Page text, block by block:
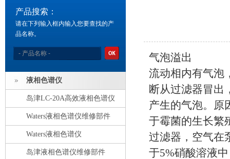
产品搜索：
请在下列输入框内输入您要查找的产
品名称。
液相色谱仪
岛津LC-20A高效液相色谱仪
Waters液相色谱仪维修部件
Waters液相色谱仪
岛津液相色谱仪维修部件
气泡溢出
流动相内有气泡
断从过滤器冒出
产生的气泡。原
于霉菌的生长繁
过滤器，空气在
于5%硝酸溶液